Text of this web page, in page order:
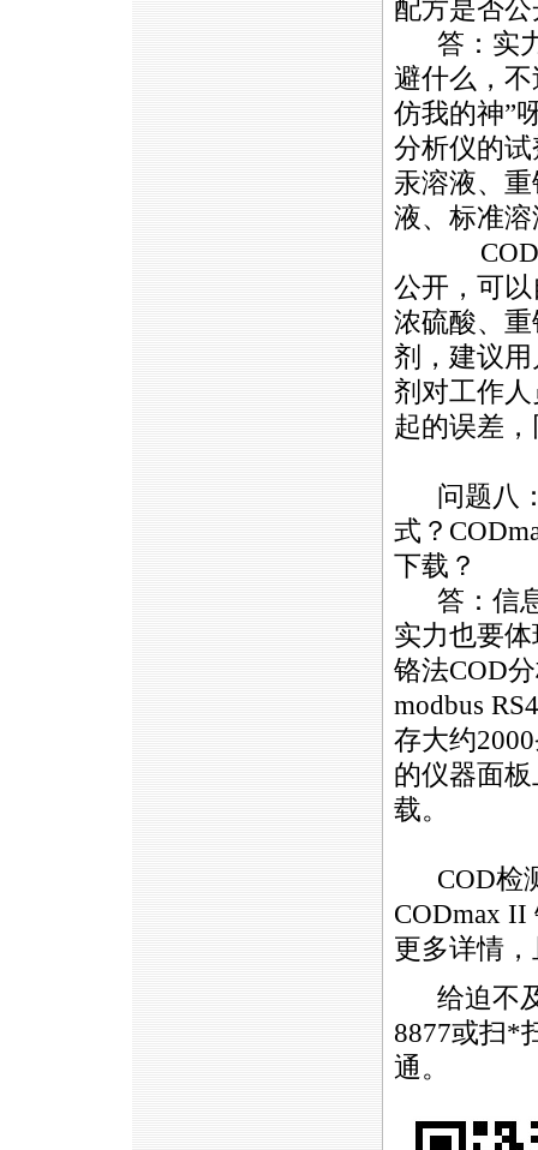
配方是否
答：实力
避什么，
仿我的神”
分析仪的
汞溶液、
液、标准
公开，可
浓硫酸、
剂，建议
剂对工作
起的误差
问题八
式？
下载？
答：信息
实力也要
铬法COD
modbus
存大约
的仪器面
载。
COD检
CODmax II
更多详情
给迫不
8877或扫*
通。